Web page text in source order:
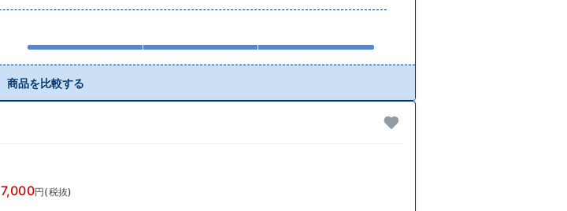
商品を比較する
7,000円(税抜)